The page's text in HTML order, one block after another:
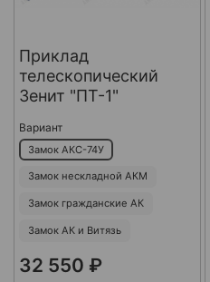
Приклад
телескопический
Зенит "ПТ-1"
Вариант
Замок АКС-74У
Замок нескладной АКМ
Замок гражданские АК
Замок АК и Витязь
32 550 ₽